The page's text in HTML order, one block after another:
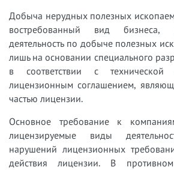
Добыча нерудных полезных
востребованный вид
деятельность по добыче полезных
лишь на основании специального
в соответствии с технической
лицензионным соглашением,
частью лицензии.
Основное требование к
лицензируемые виды
нарушений лицензионных
действия лицензии. В